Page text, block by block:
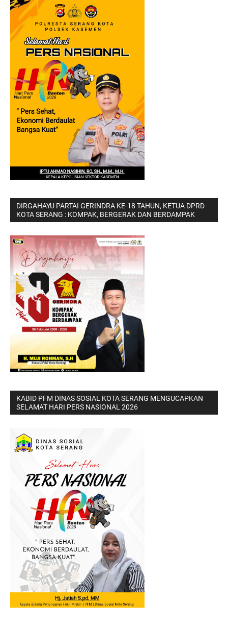
DIRGAHAYU PARTAI GERINDRA KE-18 TAHUN, KETUA DPRD
KOTA SERANG : KOMPAK, BERGERAK DAN BERDAMPAK
KABID PFM DINAS SOSIAL KOTA SERANG MENGUCAPKAN
SELAMAT HARI PERS NASIONAL 2026